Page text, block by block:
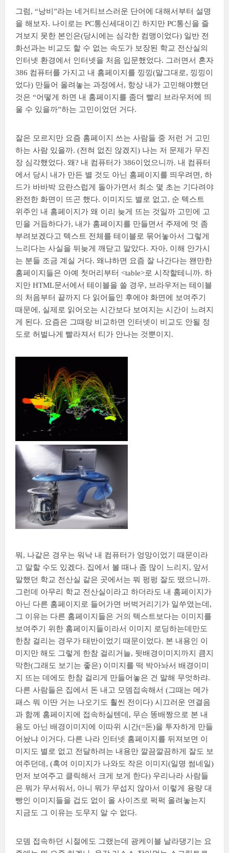
그럼, “낭비”라는 네거티브스러운 단어에 대해서부터 설명
을 해보자. 나이로는 PC통신세대이긴 하지만 PC통신을 즐
겨보지 못한 본인은(당시에는 심각한 컴맹이었다) 일반 전
화선과는 비교도 할 수 없는 속도가 보장된 학교 전산실의
인터넷 환경에서 인터넷을 처음 입문했었다. 그러면서 혼자
386 컴퓨터를 가지고 내 홈페이지를 낑낑(말그대로, 낑낑이
었다) 만들어 올려놓는 과정에서, 항상 내가 고민해야했던
것은 “어떻게 하면 내 홈페이지를 좀더 빨리 브라우저에 띄
울 수 있을까”하는 고민이었던 거다.
잘은 모르지만 요즘 홈페이지 쓰는 사람들 중 저런 거 고민
하는 사람 있을까. (전혀 없진 않겠지) 나는 저 문제가 무진
장 심각했었다. 왜? 내 컴퓨터가 386이었으니까. 내 컴퓨터
에서 당시 내가 만든 별 것도 아닌 홈페이지를 띄우려면, 하
드가 바바박 요란스럽게 돌아가면서 최소 몇 초는 기다려야
완전한 화면이 뜨곤 했다. 이미지도 별로 없고, 순 텍스트
위주인 내 홈페이지가 왜 이리 늦게 뜨는 것일까 고민에 고
민을 거듭하다가, 내가 홈페이지를 만들면서 주제에 멋 좀
부려보겠다고 텍스트 전체를 테이블로 묶어놓아서 그렇게
느리다는 사실을 뒤늦게 깨닫고 말았다. 자아, 이해 안가시
는 분들 조금 계실 거다. 왜냐하면 요즘 잘 나간다는 왠만한
홈페이지들은 아예 첫머리부터 <table>로 시작할테니까. 하
지만 HTML문서에서 테이블을 쓸 경우, 브라우저는 테이블
의 처음부터 끝까지 다 읽어들인 후에야 화면에 보여주기
때문에, 실제로 읽어오는 시간보다 보여지는 시간이 느려지
게 된다. 요즘은 그때랑 비교하면 인터넷이 비교도 안될 정
도로 허벌나게 빨라져서 티가 안나는 것뿐이지.
뭐, 나같은 경우는 워낙 내 컴퓨터가 엉망이었기 때문이라
고 말할 수도 있겠다. 집에서 볼 때나 좀 많이 느리지, 앞서
말했던 학교 전산실 같은 곳에서는 뭐 펑펑 잘도 떴으니까.
그런데 아무리 학교 전산실이라고 하더라도 내 홈페이지가
아닌 다른 홈페이지로 들어가면 버벅거리기가 일쑤였는데,
그 이유는 다른 홈페이지들은 거의 텍스트보다는 이미지를
보여주기 위한 홈페이지들이라서 이미지 로딩하는데만도
한참 걸리는 경우가 태반이었기 때문이었다. 본 내용인 이
미지만 해도 그렇게 한참 걸리거늘, 뒷배경이미지까지 큼지
막한(그래도 보기는 좋은) 이미지를 떡 박아놔서 배경이미
지 뜨는 데에도 한참 걸리게 만들어놓은 건 말해 무엇하랴.
다른 사람들은 집에서 돈 내고 모뎀접속해서 (그때는 메가
패스 뭐 이딴 거는 나오기도 훨씬 전이다) 시끄러운 연결음
과 함께 홈페이지에 접속하실텐데, 무슨 똥배짱으로 본 내
용도 아닌 배경이미지에 이따위 시간(=돈)을 투자하게 만들
어놨냐 이거다. 다른 나라 인터넷 홈페이지를 뒤져보면 이
미지도 별로 없고 전달하려는 내용만 깔끔깔끔하게 잘도 보
여주던데, (혹여 이미지가 나와도 작은 이미지(일명 썸네일)
먼저 보여주고 클릭해서 크게 보게 한다) 우리나라 사람들
은 뭐가 무서워서, 아니 뭐가 무섭지 않아서 이렇게 용량 대
빵인 이미지들을 겁도 없이 올 사이즈로 퍽퍽 올려놓는지
지금도 그 이유는 도무지 알 수 없다.
모뎀 접속하던 시절에도 그랬는데 광케이블 날라댕기는 요